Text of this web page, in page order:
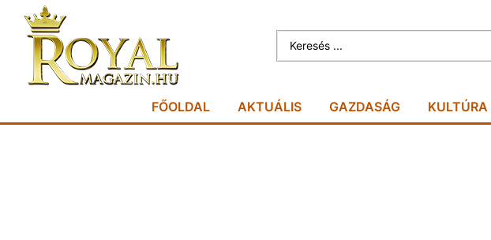
FŐOLDAL AKTUÁLIS GAZDASÁG KULTÚRA